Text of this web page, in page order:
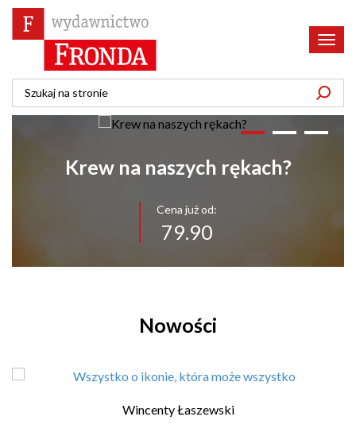
Krew na naszych rękach?
Cena już od:
79.90
Nowości
Wincenty Łaszewski